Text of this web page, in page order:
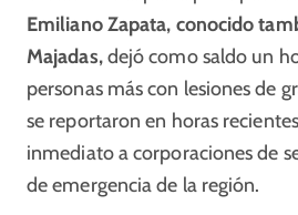
Emiliano Zapata, conocido
Majadas,dejó como saldo un
personas más con lesiones de
se reportaron en horas
inmediato a corporaciones de
de emergencia de la región.